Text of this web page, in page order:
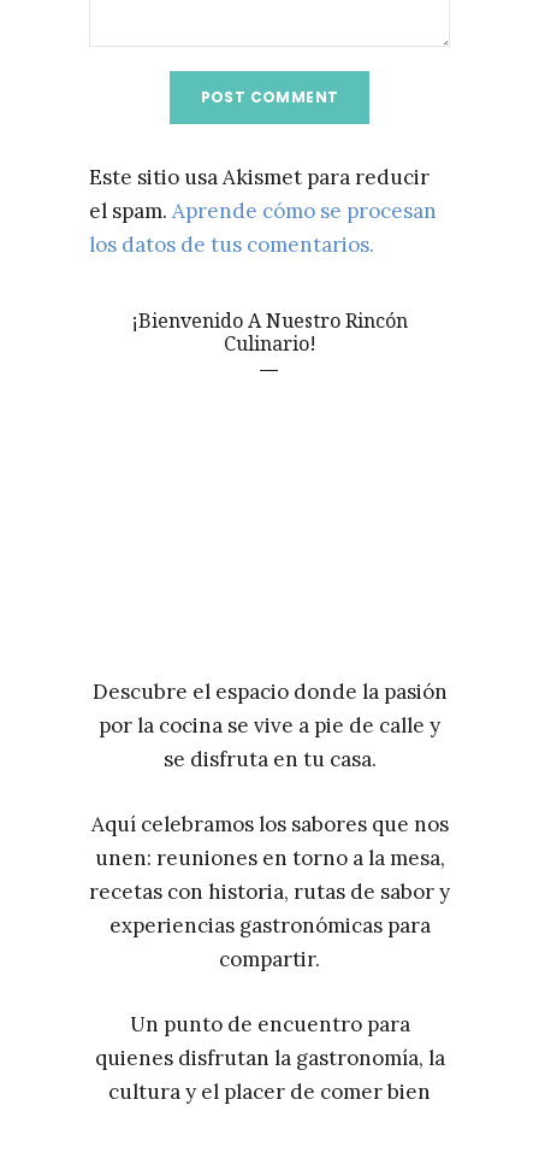
Este sitio usa Akismet para reducir
el spam. Aprende cómo se procesan
los datos de tus comentarios.
¡Bienvenido A Nuestro Rincón
Culinario!
Descubre el espacio donde la pasión
por la cocina se vive a pie de calle y
se disfruta en tu casa.
Aquí celebramos los sabores que nos
unen: reuniones en torno a la mesa,
recetas con historia, rutas de sabor y
experiencias gastronómicas para
compartir.
Un punto de encuentro para
quienes disfrutan la gastronomía, la
cultura y el placer de comer bien